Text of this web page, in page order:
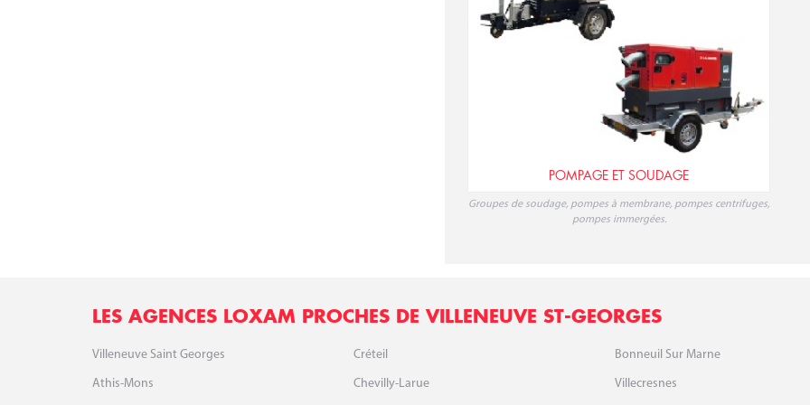
POMPAGE ET SOUDAGE
Groupes de soudage, pompes à membrane, pompes centrifuges,
pompes immergées.
LES AGENCES LOXAM PROCHES DE VILLENEUVE ST-GEORGES
Villeneuve Saint Georges Créteil Bonneuil Sur Marne
Athis-Mons Chevilly-Larue Villecresnes